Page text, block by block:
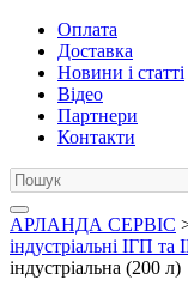
Оплата
Доставка
Новини і статті
Відео
Партнери
Контакти
АРЛАНДА СЕРВІС
індустріальні ІГП
індустріальна (200 л)